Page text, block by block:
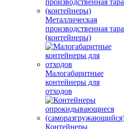
Металлическая
производственная тара
(контейнеры)
Малогабаритные
контейнеры для
отходов
Контейнеры